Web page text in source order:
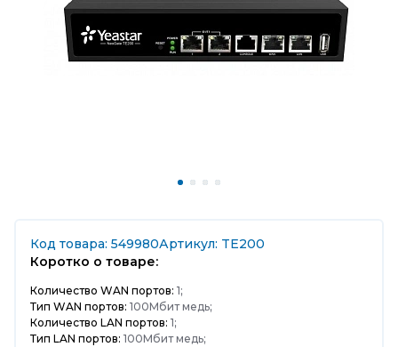
Код товара: 549980Артикул: TE200
Коротко о товаре:
Количество WAN портов: 1;
Тип WAN портов: 100Мбит медь;
Количество LAN портов: 1;
Тип LAN портов: 100Мбит медь;